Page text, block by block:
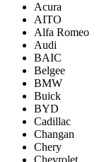
Acura
AITO
Alfa Romeo
Audi
BAIC
Belgee
BMW
Buick
BYD
Cadillac
Changan
Chery
Chevrolet